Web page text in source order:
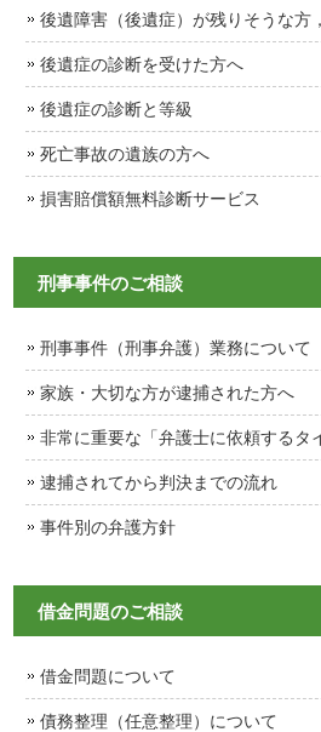
後遺障害（後遺症）が残りそうな方
後遺症の診断を受けた方へ
後遺症の診断と等級
死亡事故の遺族の方へ
損害賠償額無料診断サービス
刑事事件のご相談
刑事事件（刑事弁護）業務について
家族・大切な方が逮捕された方へ
非常に重要な「弁護士に依頼するタ
逮捕されてから判決までの流れ
事件別の弁護方針
借金問題のご相談
借金問題について
債務整理（任意整理）について